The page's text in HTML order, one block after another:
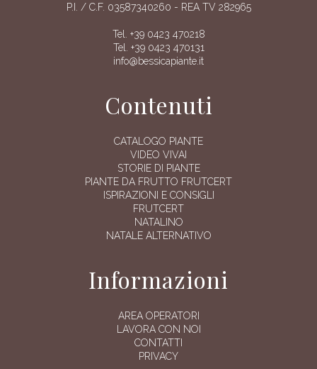
P.I. / C.F. 03587340260 - REA TV 282965
Tel. +39 0423 470218
Tel. +39 0423 470131
info@bessicapiante.it
Contenuti
CATALOGO PIANTE
VIDEO VIVAI
STORIE DI PIANTE
PIANTE DA FRUTTO FRUTCERT
ISPIRAZIONI E CONSIGLI
FRUTCERT
NATALINO
NATALE ALTERNATIVO
Informazioni
AREA OPERATORI
LAVORA CON NOI
CONTATTI
PRIVACY